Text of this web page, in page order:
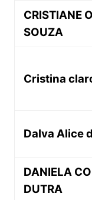
CRISTIANE
SOUZA
Cristina
Dalva Alice
DANIELA
DUTRA